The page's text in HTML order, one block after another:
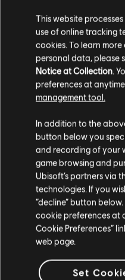
no le resultaba cómodo;
vergüenza, algo que
"Un sistema corrupto es
confianza, reina la
que proteger se
a hacer concesiones a
ambientes así. Decidió
si no lo hace ella, no lo
Díaz tardó poco en
confesó que ya conocía
numerosas
la que puede aprender, y
con él o le hace
no parece importarle
escucha, y puede que a
mentor. […]
Por mucho que confíe en
mostró cierta
operación. Se presiona
This website
use of online tracking
cookies. To learn
personal data, please
Notice at Collection .
preferences at
management tool.
In addition to the
button below you
and recording of your
game browsing and
Ubisoft’s partners via
technologies. If you
“decline” button
cookie preferences at
Cookie Preferences”
web page.
Set